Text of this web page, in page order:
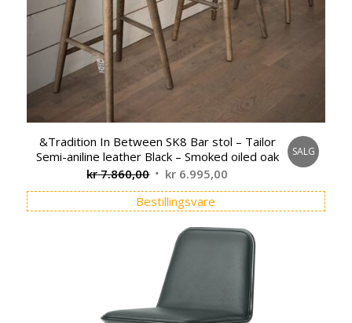
&Tradition In Between SK8 Bar stol – Tailor
Semi-aniline leather Black – Smoked oiled oak
kr7.860,00 Opprinnelig
pris
var:
kr 7.860,00.
kr 6.995,00
pris
er:
kr 6.995,00.
SALG
Bestillingsvare